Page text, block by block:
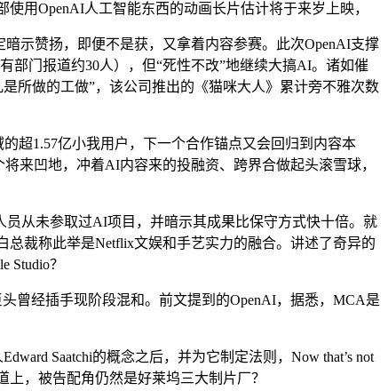
用OpenAI人工智能东西的动画长片估计将于来岁上映，
示赞扬，即便不是获，又拿着内容参赛。此次OpenAI支撑
部门报道约30人），但“死性不改”地继续大搞AI。诸如催
所做的工做”，该公司推出的《猫咪大人》累计旁不雅次数
超1.57亿小我用户，下一个合作锚点又会回归到内容本
来凹地，冲着AI内容来的投融资、跨界合做起头滚雪球，
从未参取过AI项目，并暗示其成果比保守方式快十倍。就
总裁称此举是Netflix文娱和手艺实力的融合。讲述了奇异的
？
曾经插手现阶段混和。前文提到的OpenAI，据悉，MCA是
Saatchi的概念之后，并为它制定法则，Now that’s not
道上，被告配角仍然是好莱坞三大制片厂？